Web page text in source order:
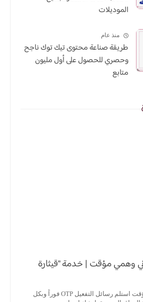
الموديلات
منذ عام
طريقة صناعة محتوى تيك توك ناجح
وحصري للحصول على أول مليون
متابع
وهمي مؤقت | خدمة "قيثارة
بريد إلكتروني وهمي مؤقت استلم رسائل التفعيل OTP فوراً وبكل